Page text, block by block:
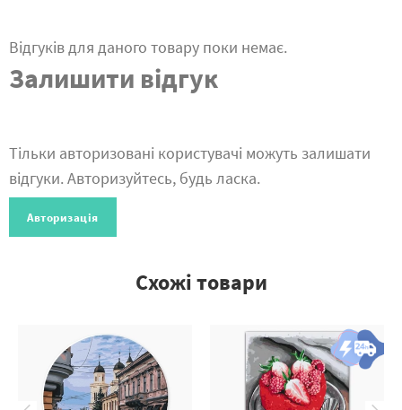
Відгуків для даного товару поки немає.
Залишити відгук
Тільки авторизовані користувачі можуть залишати
відгуки. Авторизуйтесь, будь ласка.
Авторизація
Схожі товари